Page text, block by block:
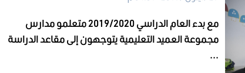
مع بدء العام الدراسي 2019/2020 متعلمو مدارس
مجموعة العميد التعليمية يتوجهون إلى مقاعد الدراسة
...